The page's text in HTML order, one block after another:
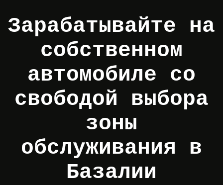
Зарабатывайте на
собственном
автомобиле со
свободой выбора
зоны
обслуживания в
Базалии